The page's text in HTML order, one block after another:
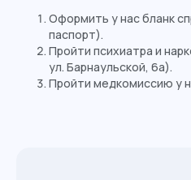
Оформить у нас бланк
паспорт).
Пройти психиатра и
ул. Барнаульской, 6а).
Пройти медкомиссию у